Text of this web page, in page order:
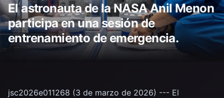
El astronauta de la NASA Anil Menon
participa en una sesión de
entrenamiento de emergencia.
jsc2026e011268 (3 de marzo de 2026) --- El